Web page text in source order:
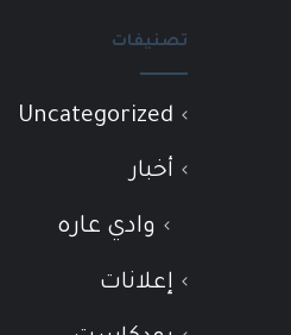
تصنيفات
Uncategorized
أخبار
وادي عاره
إعلانات